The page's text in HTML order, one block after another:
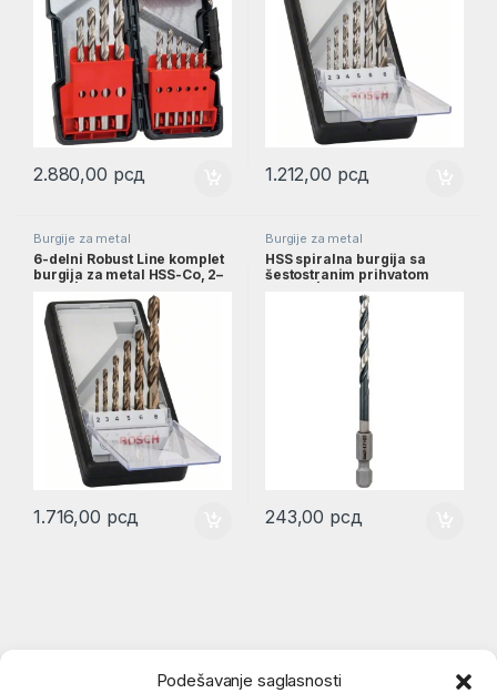
Podešavanje saglasnosti
2.880,00 рсд 1.212,00 рсд
Burgije za metal
6-delni Robust Line komplet
burgija za metal HSS-Co, 2–
1.716,00 рсд
Burgije za metal
HSS spiralna burgija sa
šestostranim prihvatom
4,2mm | 2608577054
243,00 рсд